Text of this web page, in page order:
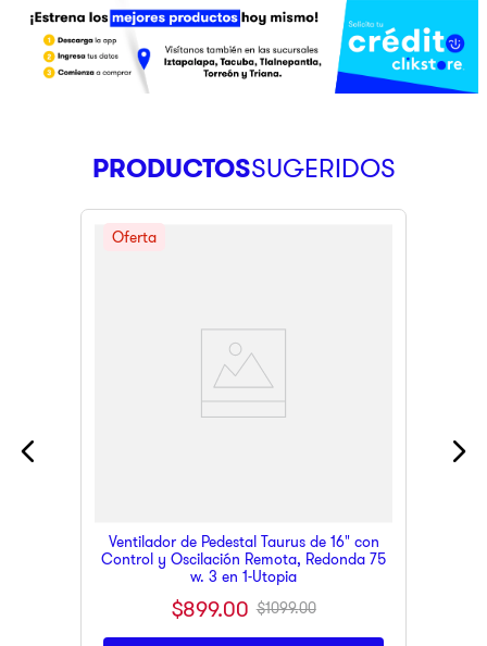
PRODUCTOS
Ventilador de Pedestal Taurus de 16" con
Control y Oscilación Remota, Redonda 75
w. 3 en 1-Utopia
$899.00 $1099.00